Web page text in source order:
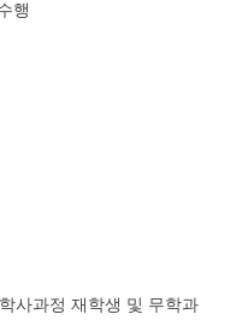
행
사과정 재학생 및 무학과